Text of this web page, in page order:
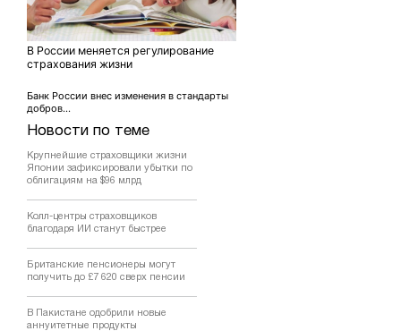
Новости по теме
Крупнейшие страховщики жизни
Японии зафиксировали убытки по
облигациям на $96 млрд
Колл-центры страховщиков
благодаря ИИ станут быстрее
Британские пенсионеры могут
получить до £7 620 сверх пенсии
В Пакистане одобрили новые
аннуитетные продукты
В России меняется регулирование
страхования жизни
Банк России внес изменения в стандарты
добров...